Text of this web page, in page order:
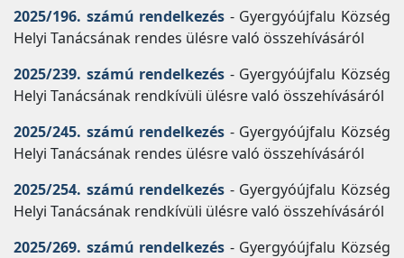
2025/196. számú rendelkezés - Gyergyóújfalu Község
Helyi Tanácsának rendes ülésre való összehívásáról
2025/239. számú rendelkezés - Gyergyóújfalu Község
Helyi Tanácsának rendkívüli ülésre való összehívásáról
2025/245. számú rendelkezés - Gyergyóújfalu Község
Helyi Tanácsának rendes ülésre való összehívásáról
2025/254. számú rendelkezés - Gyergyóújfalu Község
Helyi Tanácsának rendkívüli ülésre való összehívásáról
2025/269. számú rendelkezés - Gyergyóújfalu Község